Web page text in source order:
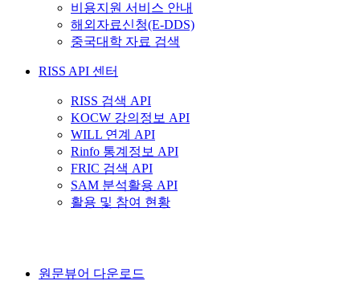
비용지원 서비스 안내
해외자료신청(E-DDS)
중국대학 자료 검색
RISS API 센터
RISS 검색 API
KOCW 강의정보 API
WILL 연계 API
Rinfo 통계정보 API
FRIC 검색 API
SAM 분석활용 API
활용 및 참여 현황
원문뷰어 다운로드